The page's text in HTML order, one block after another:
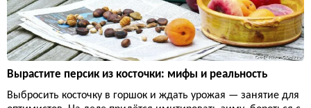
Вырастите персик из косточки: мифы и реальность
Выбросить косточку в горшок и ждать урожая — занятие для